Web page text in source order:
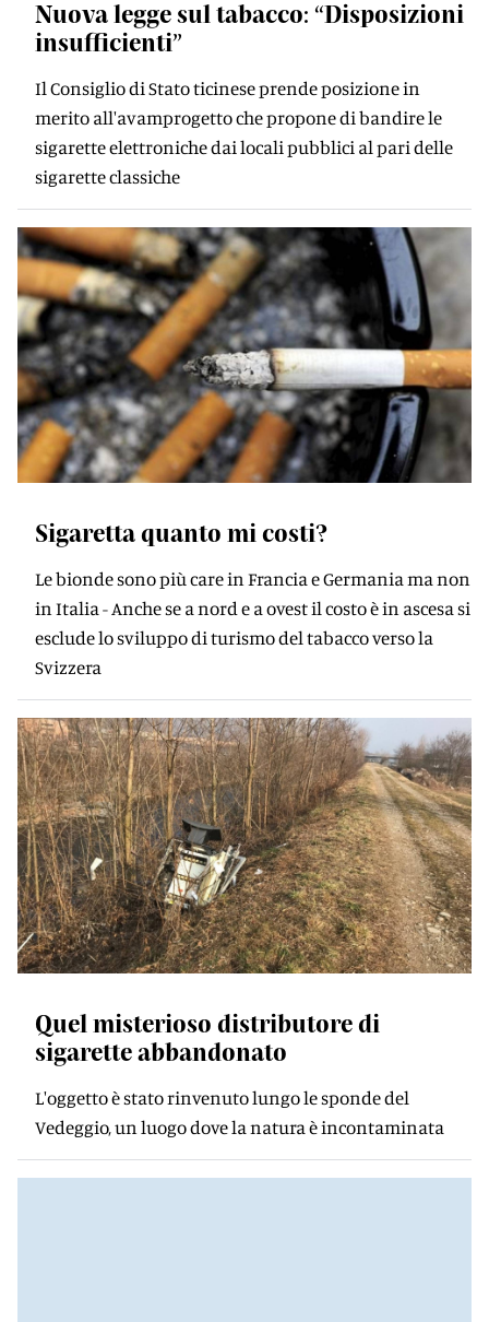
Nuova legge sul tabacco: “Disposizioni
insufficienti”
Il Consiglio di Stato ticinese prende posizione in
merito all'avamprogetto che propone di bandire le
sigarette elettroniche dai locali pubblici al pari delle
sigarette classiche
Sigaretta quanto mi costi?
Le bionde sono più care in Francia e Germania ma non
in Italia - Anche se a nord e a ovest il costo è in ascesa si
esclude lo sviluppo di turismo del tabacco verso la
Svizzera
Quel misterioso distributore di
sigarette abbandonato
L'oggetto è stato rinvenuto lungo le sponde del
Vedeggio, un luogo dove la natura è incontaminata